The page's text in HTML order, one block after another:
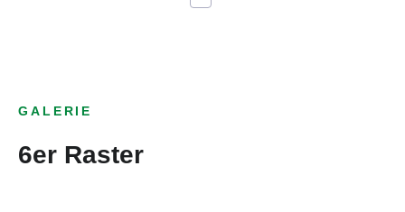
GALERIE
6er Raster